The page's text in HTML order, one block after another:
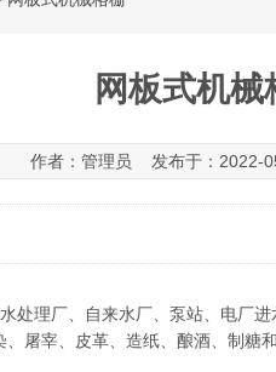
网板式机械
作者：管理员 发布于：2022-
处理厂、自来水厂、泵站、电厂
屠宰、皮革、造纸、酿酒、制糖